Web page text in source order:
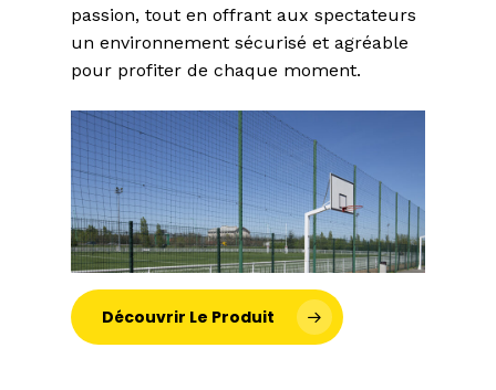
passion, tout en offrant aux spectateurs
un environnement sécurisé et agréable
pour profiter de chaque moment.
Découvrir Le Produit